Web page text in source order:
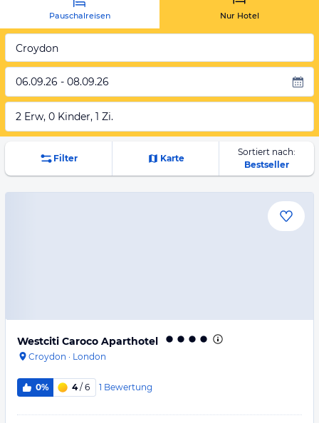
Pauschalreisen Nur Hotel
Croydon
06.09.26 - 08.09.26
2 Erw, 0 Kinder, 1 Zi.
Filter Karte
Sortiert nach:
Bestseller
Westciti Caroco Aparthotel
Croydon · London
0% 4/ 6 1 Bewertung